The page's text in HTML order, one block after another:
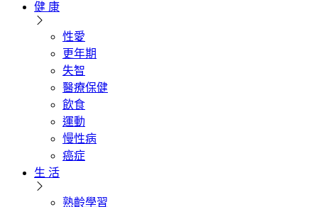
健 康
性愛
更年期
失智
醫療保健
飲食
運動
慢性病
癌症
生 活
熟齡學習